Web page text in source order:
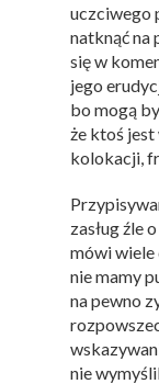
uczciwego
natknąć na
się w
jego
bo mogą
że ktoś jest
kolokacji,
zasług źle
mówi wiele
nie mamy
na pewno
nie